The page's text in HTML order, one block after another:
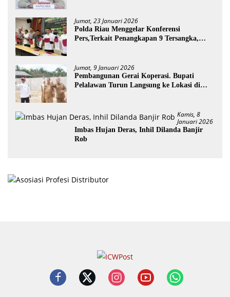
Jumat, 23 Januari 2026
Polda Riau Menggelar Konferensi
Pers,Terkait Penangkapan 9 Tersangka,
Jumat, 9 Januari 2026
Pembangunan Gerai Koperasi. Bupati
Pelalawan Turun Langsung ke Lokasi di
Kamis, 8
Januari 2026
Imbas Hujan Deras, Inhil Dilanda Banjir
Rob